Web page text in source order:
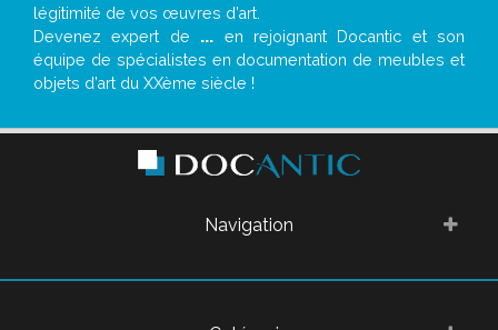
légitimité de vos œuvres d’art.
Devenez expert de ... en rejoignant Docantic et son
équipe de spécialistes en documentation de meubles et
objets d’art du XXème siècle !
Navigation